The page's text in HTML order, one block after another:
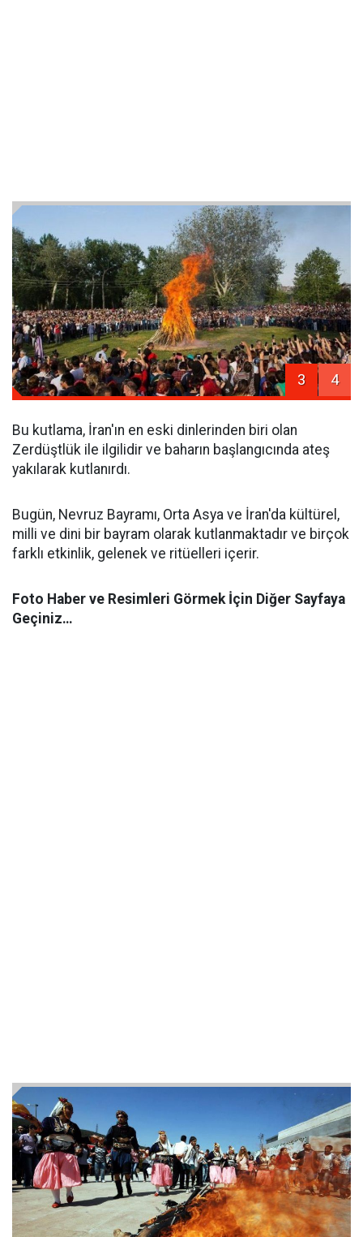
3 4
Bu kutlama, İran'ın en eski dinlerinden biri olan
Zerdüştlük ile ilgilidir ve baharın başlangıcında ateş
yakılarak kutlanırdı.
Bugün, Nevruz Bayramı, Orta Asya ve İran'da kültürel,
milli ve dini bir bayram olarak kutlanmaktadır ve birçok
farklı etkinlik, gelenek ve ritüelleri içerir.
Foto Haber ve Resimleri Görmek İçin Diğer Sayfaya
Geçiniz…